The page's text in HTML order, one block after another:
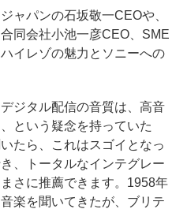
ャパンの石坂敬一CEOや、
同会社小池一彦CEO、SME
イレゾの魅力とソニーへの
ジタル配信の音質は、高音
という疑念を持っていた
たら、これはスゴイとなっ
、トータルなインテグレー
さに推薦できます。1958年
楽を聞いてきたが、ブリテ